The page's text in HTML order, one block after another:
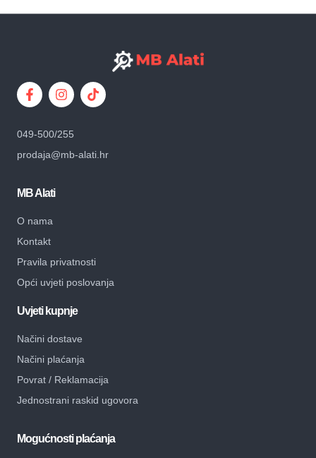
049-500/255
prodaja@mb-alati.hr
MB Alati
O nama
Kontakt
Pravila privatnosti
Opći uvjeti poslovanja
Uvjeti kupnje
Načini dostave
Načini plaćanja
Povrat / Reklamacija
Jednostrani raskid ugovora
Mogućnosti plaćanja